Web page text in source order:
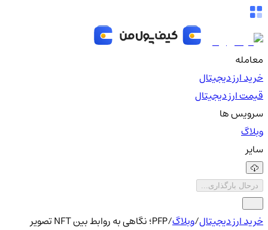
معامله
خرید ارز دیجیتال
قیمت ارز دیجیتال
سرویس ها
وبلاگ
سایر
درحال بارگذاری...
خرید ارز دیجیتال/وبلاگ/
PFP؛ نگاهی به روابط بین NFT تصویر